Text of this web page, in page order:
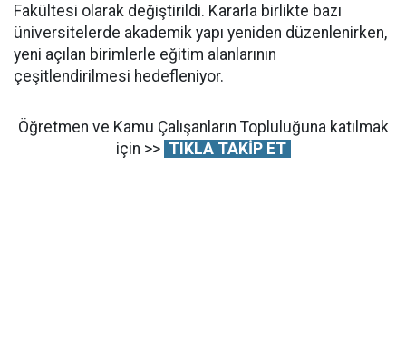
Fakültesi olarak değiştirildi. Kararla birlikte bazı
üniversitelerde akademik yapı yeniden düzenlenirken,
yeni açılan birimlerle eğitim alanlarının
çeşitlendirilmesi hedefleniyor.
Öğretmen ve Kamu Çalışanların Topluluğuna katılmak
için >> TIKLA TAKİP ET